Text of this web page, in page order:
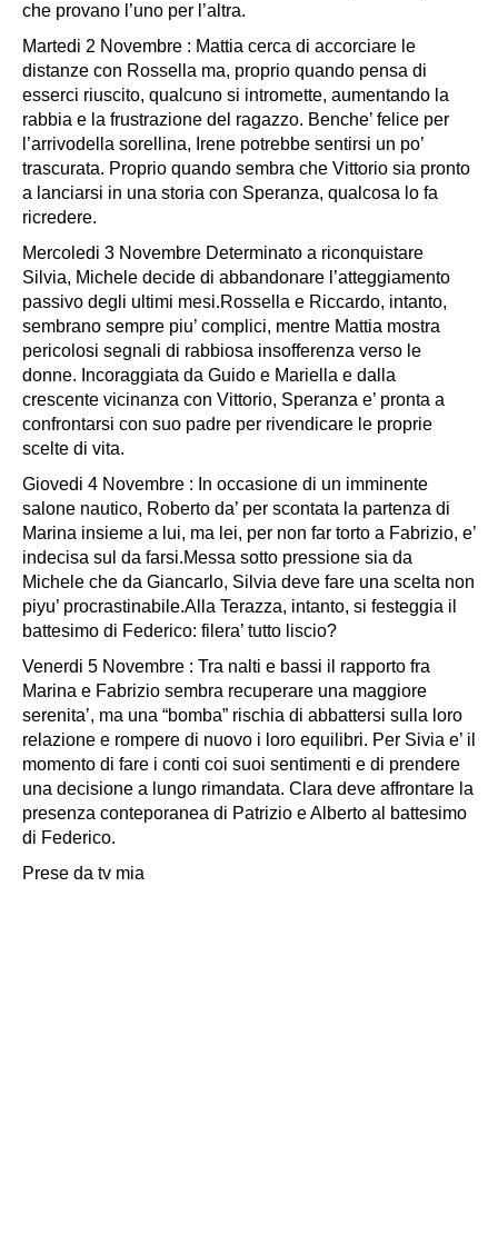
che provano l’uno per l’altra.
Martedi 2 Novembre : Mattia cerca di accorciare le
distanze con Rossella ma, proprio quando pensa di
esserci riuscito, qualcuno si intromette, aumentando la
rabbia e la frustrazione del ragazzo. Benche’ felice per
l’arrivodella sorellina, Irene potrebbe sentirsi un po’
trascurata. Proprio quando sembra che Vittorio sia pronto
a lanciarsi in una storia con Speranza, qualcosa lo fa
ricredere.
Mercoledi 3 Novembre Determinato a riconquistare
Silvia, Michele decide di abbandonare l’atteggiamento
passivo degli ultimi mesi.Rossella e Riccardo, intanto,
sembrano sempre piu’ complici, mentre Mattia mostra
pericolosi segnali di rabbiosa insofferenza verso le
donne. Incoraggiata da Guido e Mariella e dalla
crescente vicinanza con Vittorio, Speranza e’ pronta a
confrontarsi con suo padre per rivendicare le proprie
scelte di vita.
Giovedi 4 Novembre : In occasione di un imminente
salone nautico, Roberto da’ per scontata la partenza di
Marina insieme a lui, ma lei, per non far torto a Fabrizio, e’
indecisa sul da farsi.Messa sotto pressione sia da
Michele che da Giancarlo, Silvia deve fare una scelta non
piyu’ procrastinabile.Alla Terazza, intanto, si festeggia il
battesimo di Federico: filera’ tutto liscio?
Venerdi 5 Novembre : Tra nalti e bassi il rapporto fra
Marina e Fabrizio sembra recuperare una maggiore
serenita’, ma una “bomba” rischia di abbattersi sulla loro
relazione e rompere di nuovo i loro equilibri. Per Sivia e’ il
momento di fare i conti coi suoi sentimenti e di prendere
una decisione a lungo rimandata. Clara deve affrontare la
presenza conteporanea di Patrizio e Alberto al battesimo
di Federico.
Prese da tv mia